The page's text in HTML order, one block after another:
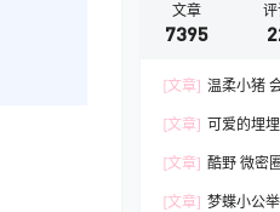
文章
7395
[文章] 温柔小猪
[文章] 可爱的埋
[文章] 酷野 微密
[文章] 梦蝶小公